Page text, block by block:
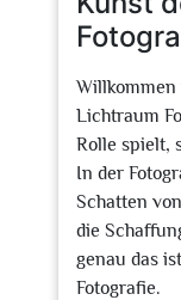
Willkommen
Lichtraum
Rolle spielt,
In der
Schatten
die
genau das
Fotografie.